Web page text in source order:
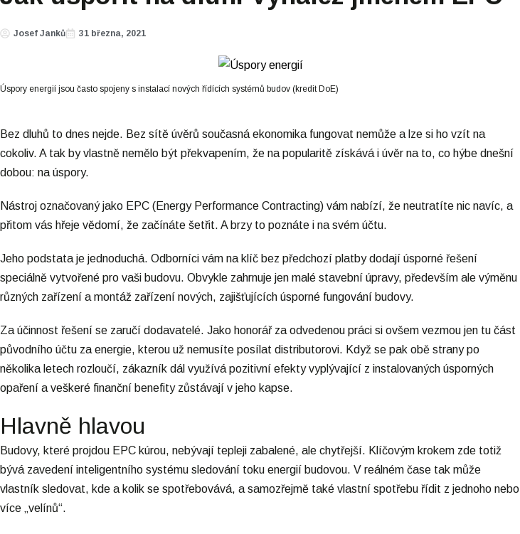
Josef Janků 31 března, 2021
Úspory energií jsou často spojeny s instalací nových řídících systémů budov (kredit DoE)
Bez dluhů to dnes nejde. Bez sítě úvěrů současná ekonomika fungovat nemůže a lze si ho vzít na
cokoliv. A tak by vlastně nemělo být překvapením, že na popularitě získává i úvěr na to, co hýbe dnešní
dobou: na úspory.
Nástroj označovaný jako EPC (Energy Performance Contracting) vám nabízí, že neutratíte nic navíc, a
přitom vás hřeje vědomí, že začínáte šetřit. A brzy to poznáte i na svém účtu.
Jeho podstata je jednoduchá. Odborníci vám na klíč bez předchozí platby dodají úsporné řešení
speciálně vytvořené pro vaši budovu. Obvykle zahrnuje jen malé stavební úpravy, především ale výměnu
různých zařízení a montáž zařízení nových, zajišťujících úsporné fungování budovy.
Za účinnost řešení se zaručí dodavatelé. Jako honorář za odvedenou práci si ovšem vezmou jen tu část
původního účtu za energie, kterou už nemusíte posílat distributorovi. Když se pak obě strany po
několika letech rozloučí, zákazník dál využívá pozitivní efekty vyplývající z instalovaných úsporných
opaření a veškeré finanční benefity zůstávají v jeho kapse.
Hlavně hlavou
Budovy, které projdou EPC kúrou, nebývají tepleji zabalené, ale chytřejší. Klíčovým krokem zde totiž
bývá zavedení inteligentního systému sledování toku energií budovou. V reálném čase tak může
vlastník sledovat, kde a kolik se spotřebovává, a samozřejmě také vlastní spotřebu řídit z jednoho nebo
více „velínů“.